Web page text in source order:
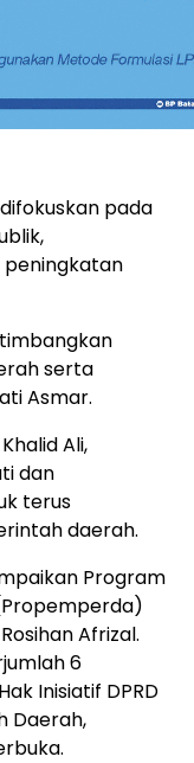
pada
serta
Asmar.
Ali,
dan
terus
daerah.
Program
Afrizal.
6
Inisiatif DPRD
Daerah,